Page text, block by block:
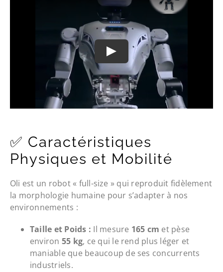
✅ Caractéristiques
Physiques et Mobilité
Oli est un robot « full-size » qui reproduit fidèlement
la morphologie humaine pour s’adapter à nos
environnements :
Taille et Poids : Il mesure 165 cm et pèse
environ 55 kg, ce qui le rend plus léger et
maniable que beaucoup de ses concurrents
industriels.